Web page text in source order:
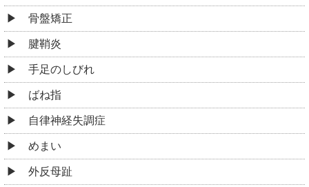
骨盤矯正
腱鞘炎
手足のしびれ
ばね指
自律神経失調症
めまい
外反母趾